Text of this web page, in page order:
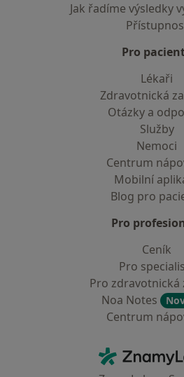
Jak řadíme výsledky
Pro
Lékaři
Zdravotnická
Otázky a
Služby
Nemoci
Centrum
Mobilní
Blog pro
Pro
Ceník
Pro
Pro zdravotnická
Noa Notes
Centrum